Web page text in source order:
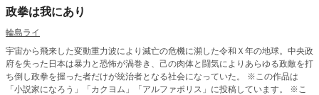
政拳は我にあり
輪島ライ
宇宙から飛来した変動重力波により滅亡の危機に瀕した令和Ｘ年の地球。中央政
府を失った日本は暴力と恐怖が渦巻き、己の肉体と闘気によりあらゆる政敵を打
ち倒し政拳を握った者だけが統治者となる社会になっていた。 ※この作品は
「小説家になろう」「カクヨム」「アルファポリス」に投稿しています。 ※こ